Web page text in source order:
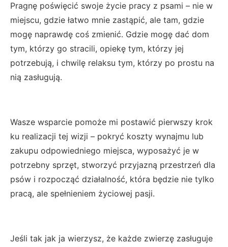
Pragnę poświęcić swoje życie pracy z psami – nie w
miejscu, gdzie łatwo mnie zastąpić, ale tam, gdzie
mogę naprawdę coś zmienić. Gdzie mogę dać dom
tym, którzy go stracili, opiekę tym, którzy jej
potrzebują, i chwilę relaksu tym, którzy po prostu na
nią zasługują.
Wasze wsparcie pomoże mi postawić pierwszy krok
ku realizacji tej wizji – pokryć koszty wynajmu lub
zakupu odpowiedniego miejsca, wyposażyć je w
potrzebny sprzęt, stworzyć przyjazną przestrzeń dla
psów i rozpocząć działalność, która będzie nie tylko
pracą, ale spełnieniem życiowej pasji.
Jeśli tak jak ja wierzysz, że każde zwierzę zasługuje